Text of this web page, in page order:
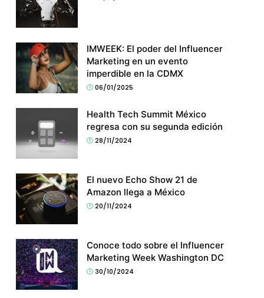
IMWEEK: El poder del Influencer
Marketing en un evento
imperdible en la CDMX
06/01/2025
Health Tech Summit México
regresa con su segunda edición
28/11/2024
El nuevo Echo Show 21 de
Amazon llega a México
20/11/2024
Conoce todo sobre el Influencer
Marketing Week Washington DC
30/10/2024